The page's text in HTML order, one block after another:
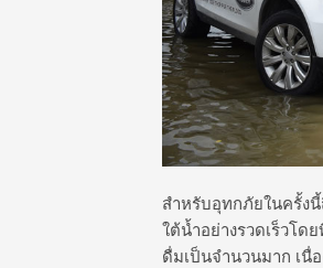
สำหรับอุทกภัยในครั้ง
ใต้น้ำอย่างรวดเร็วโ
ดื่มเป็นจำนวนมาก เนื่